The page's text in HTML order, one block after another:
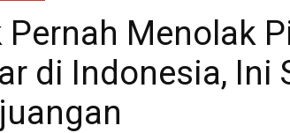
Pernah Menolak
di Indonesia, Ini